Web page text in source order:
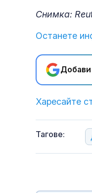
Снимка:
Останете
Добави
Харесайте
Тагове: